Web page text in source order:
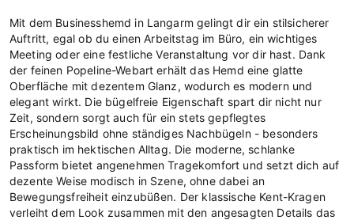
Mit dem Businesshemd in Langarm gelingt dir ein stilsicherer
Auftritt, egal ob du einen Arbeitstag im Büro, ein wichtiges
Meeting oder eine festliche Veranstaltung vor dir hast. Dank
der feinen Popeline-Webart erhält das Hemd eine glatte
Oberfläche mit dezentem Glanz, wodurch es modern und
elegant wirkt. Die bügelfreie Eigenschaft spart dir nicht nur
Zeit, sondern sorgt auch für ein stets gepflegtes
Erscheinungsbild ohne ständiges Nachbügeln - besonders
praktisch im hektischen Alltag. Die moderne, schlanke
Passform bietet angenehmen Tragekomfort und setzt dich auf
dezente Weise modisch in Szene, ohne dabei an
Bewegungsfreiheit einzubüßen. Der klassische Kent-Kragen
verleiht dem Look zusammen mit den angesagten Details das